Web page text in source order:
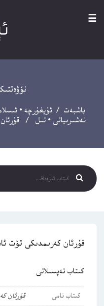
☰
باشبەت /ئۇيغۇرچە •
نەشىرىياتى •تىل / قۇرئان
قۇرئان كەرىمدىكى تۆت
كىتاب تەپسىلاتى
كىتاب نامى
قۇرئان